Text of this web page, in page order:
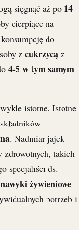
sięgnąć aż po 14
cierpiące na
do
z cukrzycą z
4-5 w tym samym
istotne. Istotne
. Nadmiar jajek
zdrowotnych, takich
specjaliści ds.
żywieniowe
potrzeb i